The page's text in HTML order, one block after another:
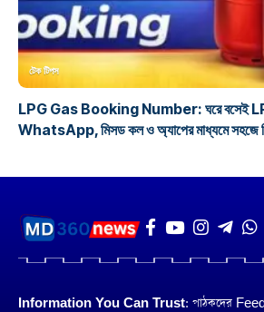
টেক টিপস
LPG Gas Booking Number: ঘরে বসেই
WhatsApp, মিসড কল ও অ্যাপের মাধ্যমে সহজে
Information You Can Trust: পাঠকদের